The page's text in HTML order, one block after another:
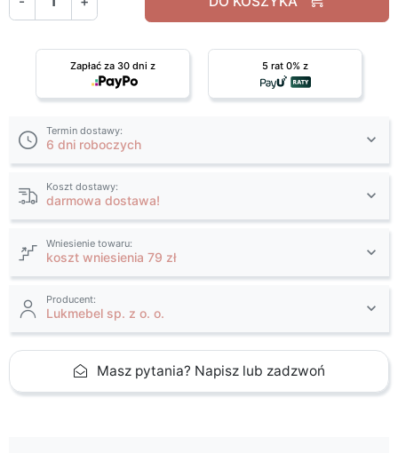
Zapłać za 30 dni z 5 rat 0% z
Termin dostawy:
6 dni roboczych
Koszt dostawy:
darmowa dostawa!
Wniesienie towaru:
koszt wniesienia 79 zł
Producent:
Lukmebel sp. z o. o.
Masz pytania? Napisz lub zadzwoń